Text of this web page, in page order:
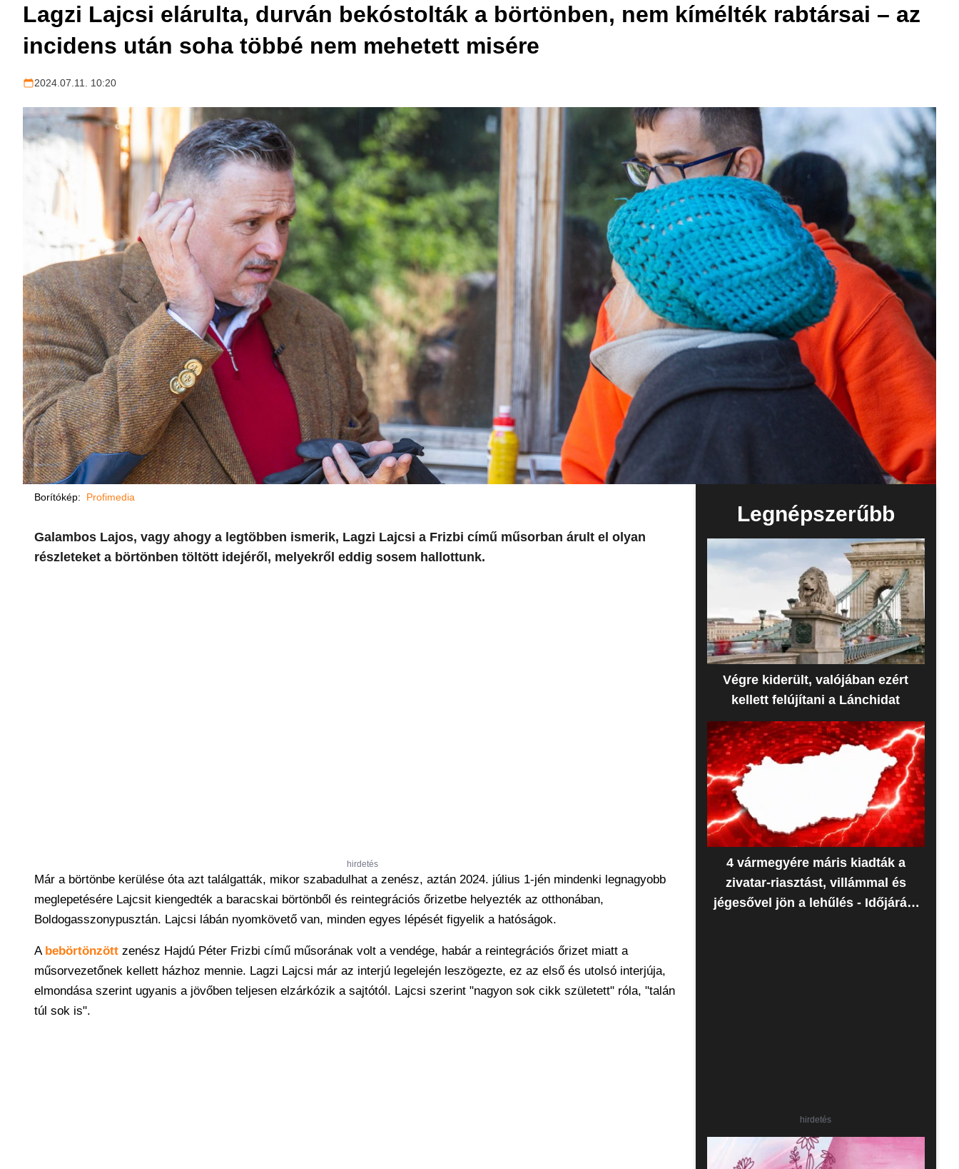
Lagzi Lajcsi elárulta, durván bekóstolták a börtönben, nem kímélték rabtársai – az
incidens után soha többé nem mehetett misére
2024.07.11. 10:20
Borítókép: Profimedia
Galambos Lajos, vagy ahogy a legtöbben ismerik, Lagzi Lajcsi a Frizbi című műsorban árult el olyan
részleteket a börtönben töltött idejéről, melyekről eddig sosem hallottunk.
hirdetés
Már a börtönbe kerülése óta azt találgatták, mikor szabadulhat a zenész, aztán 2024. július 1-jén mindenki legnagyobb
meglepetésére Lajcsit kiengedték a baracskai börtönből és reintegrációs őrizetbe helyezték az otthonában,
Boldogasszonypusztán. Lajcsi lábán nyomkövető van, minden egyes lépését figyelik a hatóságok.
A bebörtönzött zenész Hajdú Péter Frizbi című műsorának volt a vendége, habár a reintegrációs őrizet miatt a
műsorvezetőnek kellett házhoz mennie. Lagzi Lajcsi már az interjú legelején leszögezte, ez az első és utolsó interjúja,
elmondása szerint ugyanis a jövőben teljesen elzárkózik a sajtótól. Lajcsi szerint "nagyon sok cikk született" róla, "talán
túl sok is".
Legnépszerűbb
Végre kiderült, valójában ezért
kellett felújítani a Lánchidat
4 vármegyére máris kiadták a
zivatar-riasztást, villámmal és
jégesővel jön a lehűlés - Időjárás-
hirdetés